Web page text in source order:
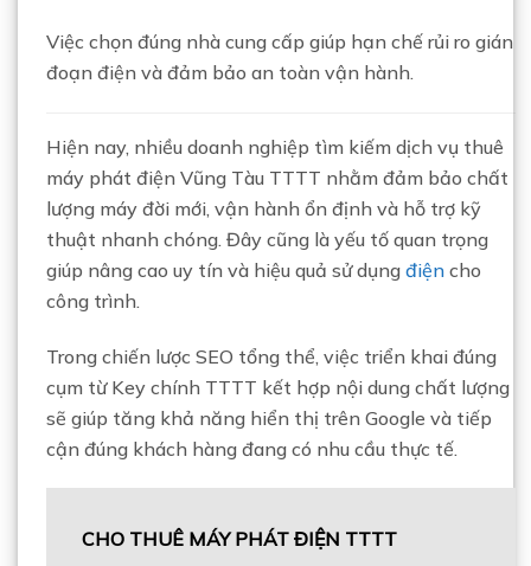
Việc chọn đúng nhà cung cấp giúp hạn chế rủi ro gián
đoạn điện và đảm bảo an toàn vận hành.
Hiện nay, nhiều doanh nghiệp tìm kiếm dịch vụ thuê
máy phát điện Vũng Tàu TTTT nhằm đảm bảo chất
lượng máy đời mới, vận hành ổn định và hỗ trợ kỹ
thuật nhanh chóng. Đây cũng là yếu tố quan trọng
giúp nâng cao uy tín và hiệu quả sử dụng điện cho
công trình.
Trong chiến lược SEO tổng thể, việc triển khai đúng
cụm từ Key chính TTTT kết hợp nội dung chất lượng
sẽ giúp tăng khả năng hiển thị trên Google và tiếp
cận đúng khách hàng đang có nhu cầu thực tế.
CHO THUÊ MÁY PHÁT ĐIỆN TTTT